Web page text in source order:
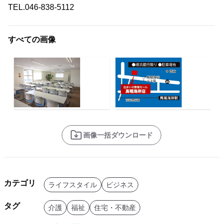
TEL.046-838-5112
すべての画像
画像一括ダウンロード
カテゴリ ライフスタイル ビジネス
タグ 介護 福祉 住宅・不動産